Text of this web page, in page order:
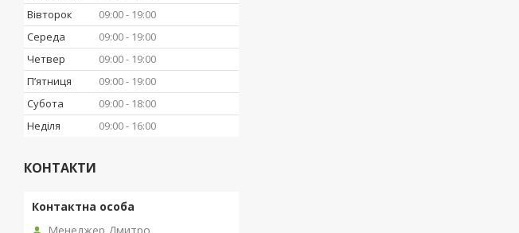
Вівторок
09:00
19:00
Середа
09:00
19:00
Четвер
09:00
19:00
Пʼятниця
09:00
19:00
Субота
09:00
18:00
Неділя
09:00 16:00
КОНТАКТИ